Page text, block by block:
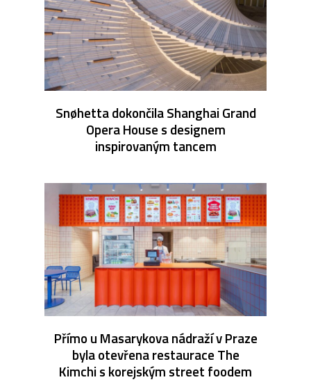
Snøhetta dokončila Shanghai Grand
Opera House s designem
inspirovaným tancem
Přímo u Masarykova nádraží v Praze
byla otevřena restaurace The
Kimchi s korejským street foodem